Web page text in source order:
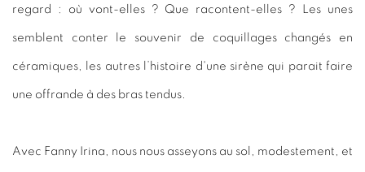
regard : où vont-elles ? Que racontent-elles ? Les unes
semblent conter le souvenir de coquillages changés en
céramiques, les autres l’histoire d'une sirène qui parait faire
une offrande à des bras tendus.
Avec Fanny Irina, nous nous asseyons au sol, modestement, et